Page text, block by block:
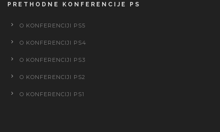
PRETHODNE KONFERENCIJE PS
O KONFERENCIJI PS5
O KONFERENCIJI PS4
O KONFERENCIJI PS3
O KONFERENCIJI PS2
O KONFERENCIJI PS1